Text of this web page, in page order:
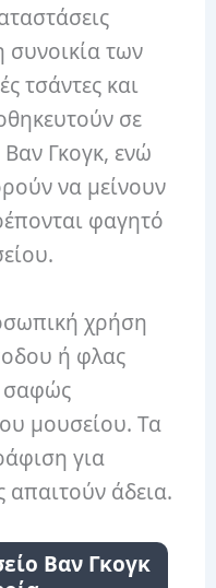
των
τσάντες και
σε
Γκογκ, ενώ
να μείνουν
φαγητό
χρήση
ή φλας
σαφώς
μουσείου. Τα
για
απαιτούν άδεια.
Βαν Γκογκ